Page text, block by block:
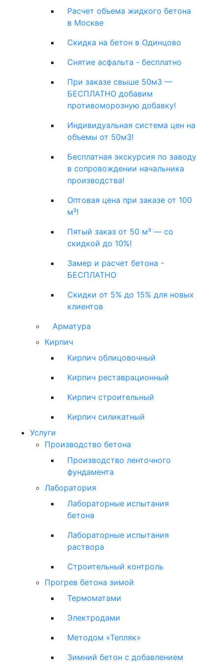
Расчет объема жидкого бетона
в Москве
Скидка на бетон в Одинцово
Снятие асфальта - бесплатно
При заказе свыше 50м3 —
БЕСПЛАТНО добавим
противоморозную добавку!
Индивидуальная система цен на
объемы от 50м3!
Бесплатная экскурсия по заводу
в сопровождении начальника
производства!
Оптовая цена при заказе от 100
м³!
Пятый заказ от 50 м³ — со
скидкой до 10%!
Замер и расчет бетона -
БЕСПЛАТНО
Скидки от 5% до 15% для новых
клиентов
Арматура
Кирпич
Кирпич облицовочный
Кирпич реставрационный
Кирпич строительный
Кирпич силикатный
Услуги
Производство бетона
Производство ленточного
фундамента
Лаборатория
Лабораторные испытания
бетона
Лабораторные испытания
раствора
Строительный контроль
Прогрев бетона зимой
Термоматами
Электродами
Методом «Тепляк»
Зимний бетон с добавлением